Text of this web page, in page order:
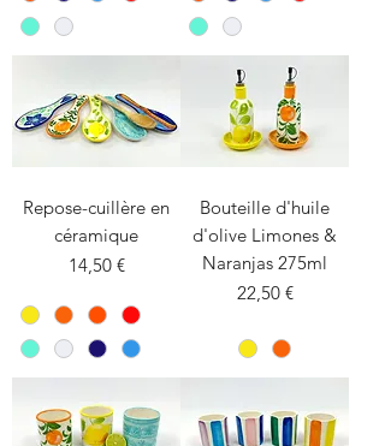
Repose-cuillère en
céramique
Prix
14,50 €
Bouteille d'huile
d'olive Limones &
Naranjas 275ml
Prix
22,50 €